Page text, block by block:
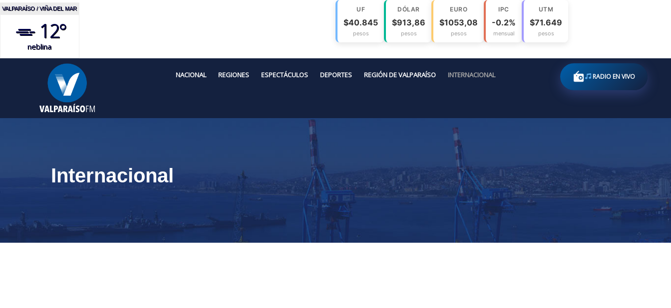
VALPARAÍSO / VIÑA DEL MAR
12°
neblina
UF
$40.845
pesos
DÓLAR
$913,86
pesos
EURO
$1053,08
pesos
IPC
-0.2%
mensual
UTM
$71.649
pesos
NACIONAL REGIONES ESPECTÁCULOS DEPORTES REGIÓN DE VALPARAÍSO INTERNACIONAL RADIO EN VIVO
Internacional